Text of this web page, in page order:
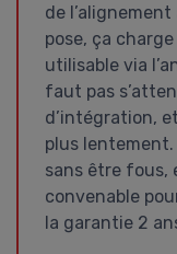
de
pose, ça
utilisable via
faut pas
d’intégration,
plus
sans être fous,
convenable
la garantie 2